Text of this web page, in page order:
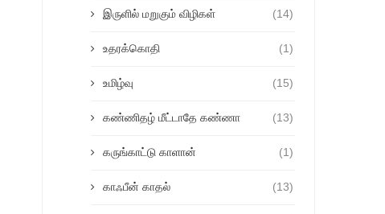
இருளில் மறுகும் விழிகள் (14)
உதரக்கொதி (1)
உமிழ்வு (15)
கண்ணிதழ் மீட்டாதே கண்ணா (13)
கருங்காட்டு காளான் (1)
காஃபீன் காதல் (13)